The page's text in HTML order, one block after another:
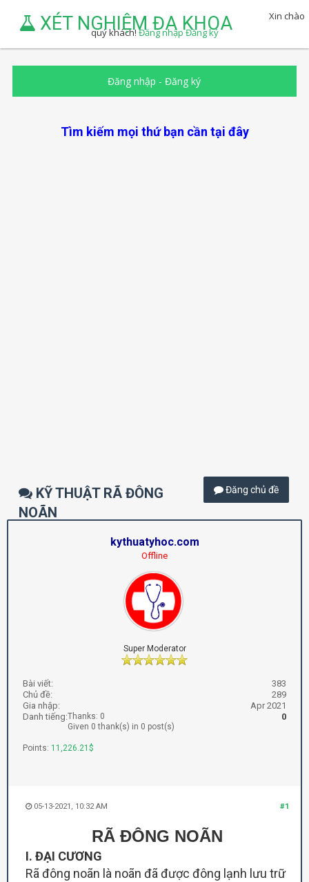
XÉT NGHIỆM ĐA KHOA
Xin chào
quý khách!Đăng nhậpĐăng ký
Đăng nhập -Đăng ký
Tìm kiếm mọi thứ bạn cần tại đây
Đăng chủ đề
KỸ THUẬT RÃ ĐÔNG
NOÃN
kythuatyhoc.com
Offline
Super Moderator
Bài viết:
383
Chủ đề:
289
Gia nhập:
Apr 2021
Danh tiếng:
0
Thanks: 0
Given 0 thank(s) in 0 post(s)
Points: 11,226.21$
#1
05-13-2021, 10:32 AM
RÃ ĐÔNG NOÃN
I. ĐẠI CƯƠNG
Rã đông noãn là noãn đã được đông lạnh lưu trữ